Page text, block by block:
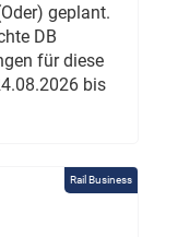
geplant.
DB
für diese
bis
Rail Business